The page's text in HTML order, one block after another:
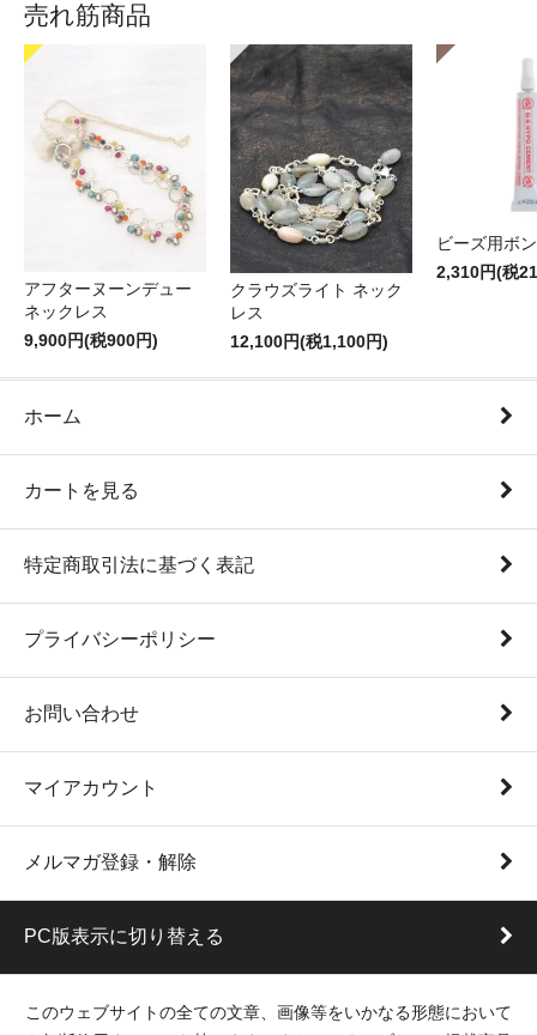
売れ筋商品
アフターヌーンデュー
ネックレス
9,900円(税900円)
クラウズライト ネック
レス
12,100円(税1,100円)
ビーズ用ボ
2,310円(税
ホーム
カートを見る
特定商取引法に基づく表記
プライバシーポリシー
お問い合わせ
マイアカウント
メルマガ登録・解除
PC版表示に切り替える
このウェブサイトの全ての文章、画像等をいかなる形態において